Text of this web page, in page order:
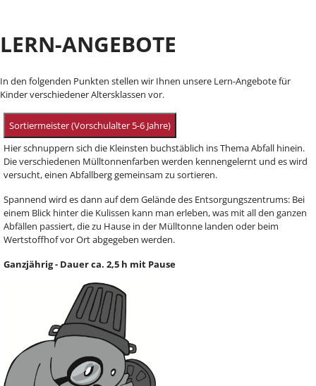
LERN-ANGEBOTE
In den folgenden Punkten stellen wir Ihnen unsere Lern-Angebote für
Kinder verschiedener Altersklassen vor.
Sortiermeister (Vorschulalter 5-6 Jahre)
Hier schnuppern sich die Kleinsten buchstäblich ins Thema Abfall hinein.
Die verschiedenen Mülltonnenfarben werden kennengelernt und es wird
versucht, einen Abfallberg gemeinsam zu sortieren.
Spannend wird es dann auf dem Gelände des Entsorgungszentrums: Bei
einem Blick hinter die Kulissen kann man erleben, was mit all den ganzen
Abfällen passiert, die zu Hause in der Mülltonne landen oder beim
Wertstoffhof vor Ort abgegeben werden.
Ganzjährig - Dauer ca. 2,5 h mit Pause